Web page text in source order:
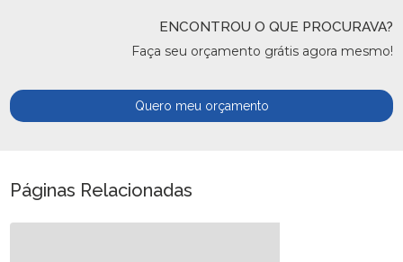
ENCONTROU O QUE PROCURAVA?
Faça seu orçamento grátis agora mesmo!
Quero meu orçamento
Páginas Relacionadas